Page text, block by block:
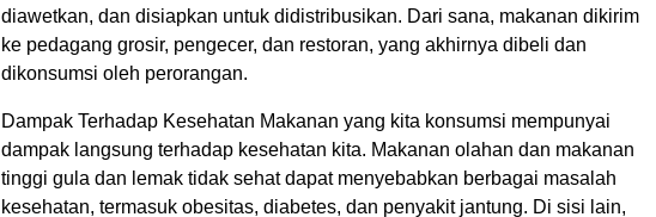
diawetkan, dan disiapkan untuk didistribusikan. Dari sana, makanan dikirim
ke pedagang grosir, pengecer, dan restoran, yang akhirnya dibeli dan
dikonsumsi oleh perorangan.
Dampak Terhadap Kesehatan Makanan yang kita konsumsi mempunyai
dampak langsung terhadap kesehatan kita. Makanan olahan dan makanan
tinggi gula dan lemak tidak sehat dapat menyebabkan berbagai masalah
kesehatan, termasuk obesitas, diabetes, dan penyakit jantung. Di sisi lain,